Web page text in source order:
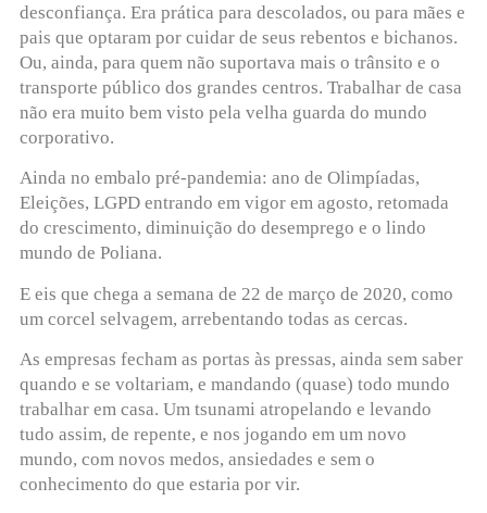
desconfiança. Era prática para descolados, ou para mães e
pais que optaram por cuidar de seus rebentos e bichanos.
Ou, ainda, para quem não suportava mais o trânsito e o
transporte público dos grandes centros. Trabalhar de casa
não era muito bem visto pela velha guarda do mundo
corporativo.
Ainda no embalo pré-pandemia: ano de Olimpíadas,
Eleições, LGPD entrando em vigor em agosto, retomada
do crescimento, diminuição do desemprego e o lindo
mundo de Poliana.
E eis que chega a semana de 22 de março de 2020, como
um corcel selvagem, arrebentando todas as cercas.
As empresas fecham as portas às pressas, ainda sem saber
quando e se voltariam, e mandando (quase) todo mundo
trabalhar em casa. Um tsunami atropelando e levando
tudo assim, de repente, e nos jogando em um novo
mundo, com novos medos, ansiedades e sem o
conhecimento do que estaria por vir.